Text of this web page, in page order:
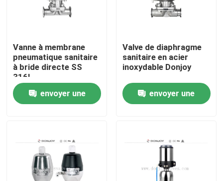
À la maison
vidéos
Vanne à membrane
pneumatique sanitaire
à bride directe SS
316L
envoyer une
Valve de diaphragme
sanitaire en acier
inoxydable Donjoy
envoyer une